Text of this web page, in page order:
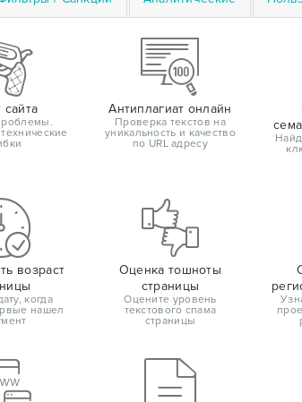
сайта Антиплагиат онлайн
Проверка текстов на
уникальность и качество
по URL адресу
возраст
когда
нашел
Оценка тошноты
страницы
Оцените уровень
текстового спама
страницы